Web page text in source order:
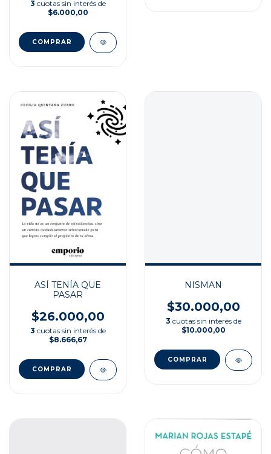
3 cuotas sin interés de
$6.000,00
ASÍ TENÍA QUE
PASAR
$26.000,00
3 cuotas sin interés de
$8.666,67
NISMAN
$30.000,00
3 cuotas sin interés de
$10.000,00